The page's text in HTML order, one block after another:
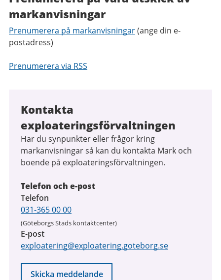
markanvisningar
Prenumerera på markanvisningar(ange din e-
postadress)
Prenumerera via RSS
Kontakta
exploateringsförvaltningen
Har du synpunkter eller frågor kring
markanvisningar så kan du kontakta Mark och
boende på exploateringsförvaltningen.
Telefon och e-post
Telefon
031-365 00 00
(Göteborgs Stads kontaktcenter)
E-post
exploatering@exploatering.goteborg.se
Skicka meddelande